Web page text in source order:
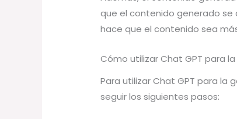
que el contenido generado se
hace que el contenido sea
Cómo utilizar Chat GPT para
Para utilizar Chat GPT para la
seguir los siguientes pasos: